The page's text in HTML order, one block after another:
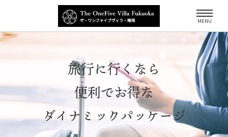
MENU
旅行に行くなら
便利でお得な
ダイナミックパッケージ